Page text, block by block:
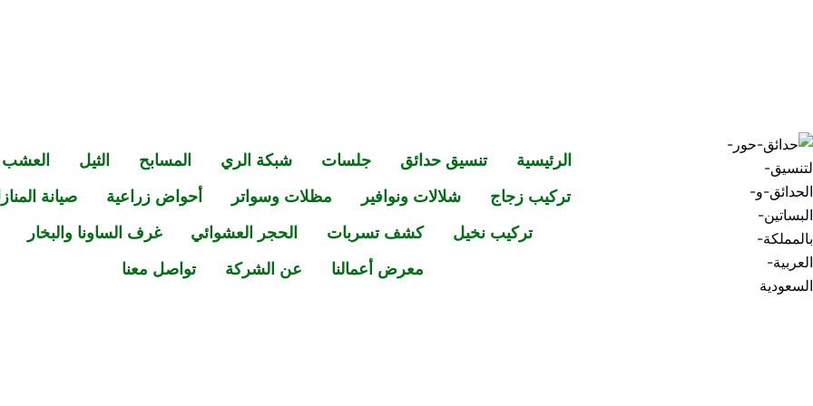
الرئيسية تنسيق حدائق جلسات شبكة الري المسابح الثيل
العشب
تركيب زجاج
شلالات ونوافير مظلات وسواتر أحواض زراعية
صيانة
تركيب نخيل
كشف تسربات الحجر العشوائي
غرف الساونا والبخار
معرض أعمالنا
عن الشركة تواصل معنا